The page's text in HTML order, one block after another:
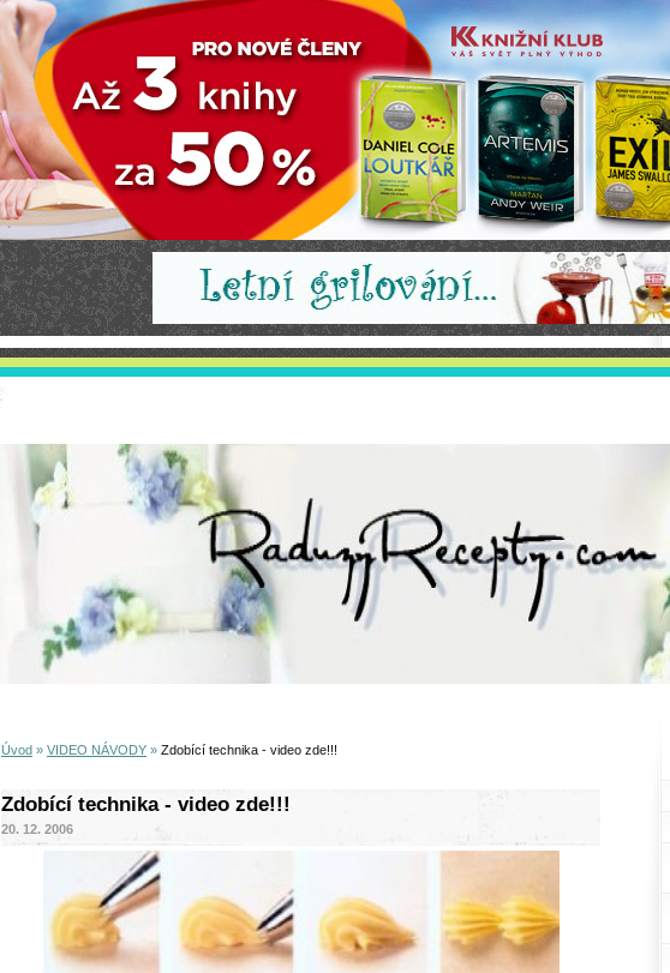
Úvod » VIDEO NÁVODY » Zdobící technika - video zde!!!
Zdobící technika - video zde!!!
20. 12. 2006